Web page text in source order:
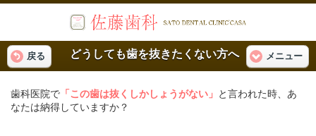
戻る どうしても歯を抜きたくない方へ メニュー
歯科医院で 「この歯は抜くしかしょうがない」 と言われた時、あ
なたは納得していますか？